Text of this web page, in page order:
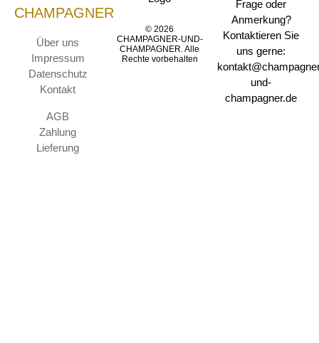
CHAMPAGNER
Über uns
Impressum
Datenschutz
Kontakt
AGB
Zahlung
Lieferung
© 2026
CHAMPAGNER-UND-
CHAMPAGNER. Alle
Rechte vorbehalten
Frage oder
Anmerkung?
Kontaktieren Sie
uns gerne:
und-
champagner.de